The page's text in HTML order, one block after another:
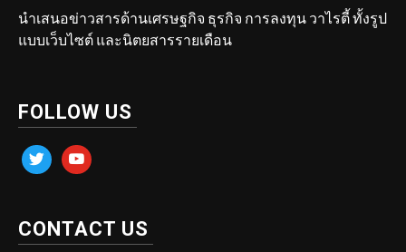
นำเสนอข่าวสารด้านเศรษฐกิจ ธุรกิจ การลงทุน วาไรตี้ ทั้งรูป
แบบเว็บไซต์ และนิตยสารรายเดือน
FOLLOW US
twitter youtube
CONTACT US